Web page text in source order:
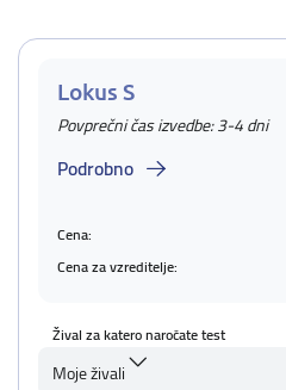
Lokus S
Povprečni čas izvedbe: 3-4 dni
Podrobno
Cena:
Cena za vzreditelje:
Žival za katero naročate test
Moje živali